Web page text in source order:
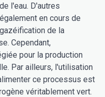
l'eau. D'autres
en cours de
de la
Cependant,
pour la production
Par ailleurs, l'utilisation
ce processus est
véritablement vert.